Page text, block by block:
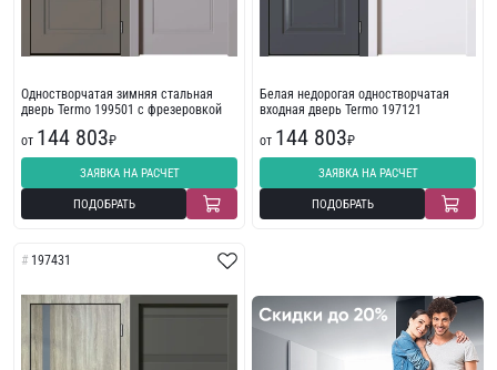
Одностворчатая зимняя стальная
дверь Termo 199501 с фрезеровкой
от 144 803₽
ЗАЯВКА НА РАСЧЕТ
ПОДОБРАТЬ
Белая недорогая одностворчатая
входная дверь Termo 197121
от 144 803₽
ЗАЯВКА НА РАСЧЕТ
ПОДОБРАТЬ
197431